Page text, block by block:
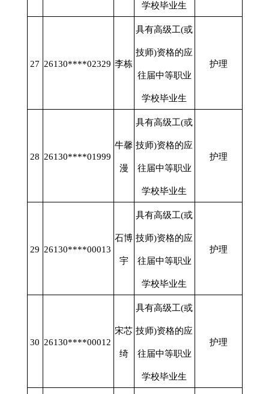
学校毕业生
27 26130****02329 李栋
具有高级工(或
技师)资格的应
往届中等职业
学校毕业生
护理
28 26130****01999
牛馨
漫
具有高级工(或
技师)资格的应
往届中等职业
学校毕业生
护理
29 26130****00013
石博
宇
具有高级工(或
技师)资格的应
往届中等职业
学校毕业生
护理
30 26130****00012
宋芯
绮
具有高级工(或
技师)资格的应
往届中等职业
学校毕业生
护理